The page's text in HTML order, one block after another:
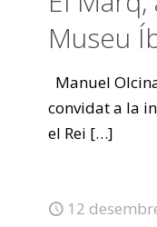
Museu
Manuel
convidat a la
el Rei […]
12